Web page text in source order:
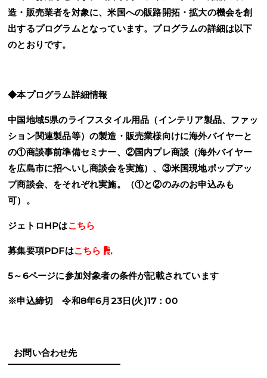
造・販売業者を対象に、米国への販路開拓・拡大の機会を創
出するプログラムとなっています。プログラムの詳細は以下
のとおりです。
◆本プログラム詳細情報
中国地域5県のライフスタイル用品（インテリア製品、ファッ
ション関連製品等）の製造・販売業様向けに海外バイヤーと
の①商談事前準備セミナー、②国内プレ商談（海外バイヤー
を広島市に招へいし商談会を実施）、③米国現地ポップアッ
プ商談会、をそれぞれ実施。（①と②のみのお申込みも
可）。
ジェトロHPはこちら
募集要項PDFはこちら
5～6ページに参加対象者の条件が記載されています
※申込締切 令和8年6月23日(火)17：00
お問い合わせ先